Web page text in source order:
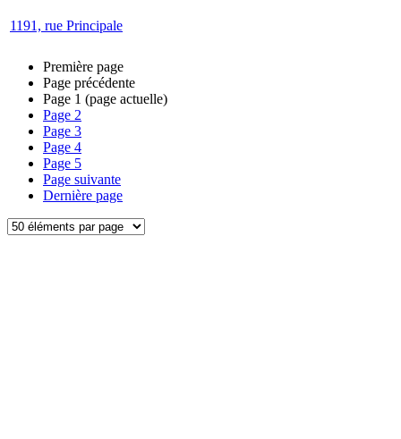
1191, rue Principale
Première page
Page précédente
Page 1 (page actuelle)
Page 2
Page 3
Page 4
Page 5
Page suivante
Dernière page